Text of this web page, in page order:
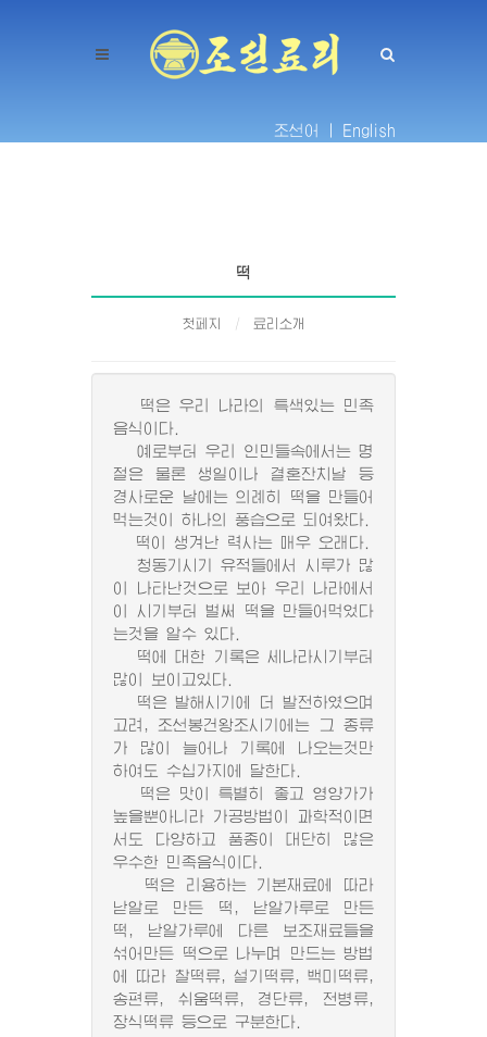
조선어 | English
떡
첫페지 료리소개
떡은 우리 나라의 특색있는 민족
음식이다.
예로부터 우리 인민들속에서는 명
절은 물론 생일이나 결혼잔치날 등
경사로운 날에는 의례히 떡을 만들어
먹는것이 하나의 풍습으로 되여왔다.
떡이 생겨난 력사는 매우 오래다.
청동기시기 유적들에서 시루가 많
이 나타난것으로 보아 우리 나라에서
이 시기부터 벌써 떡을 만들어먹었다
는것을 알수 있다.
떡에 대한 기록은 세나라시기부터
많이 보이고있다.
떡은 발해시기에 더 발전하였으며
고려, 조선봉건왕조시기에는 그 종류
가 많이 늘어나 기록에 나오는것만
하여도 수십가지에 달한다.
떡은 맛이 특별히 좋고 영양가가
높을뿐아니라 가공방법이 과학적이면
서도 다양하고 품종이 대단히 많은
우수한 민족음식이다.
떡은 리용하는 기본재료에 따라
낟알로 만든 떡, 낟알가루로 만든
떡, 낟알가루에 다른 보조재료들을
섞어만든 떡으로 나누며 만드는 방법
에 따라 찰떡류, 설기떡류, 백미떡류,
송편류, 쉬움떡류, 경단류, 전병류,
장식떡류 등으로 구분한다.